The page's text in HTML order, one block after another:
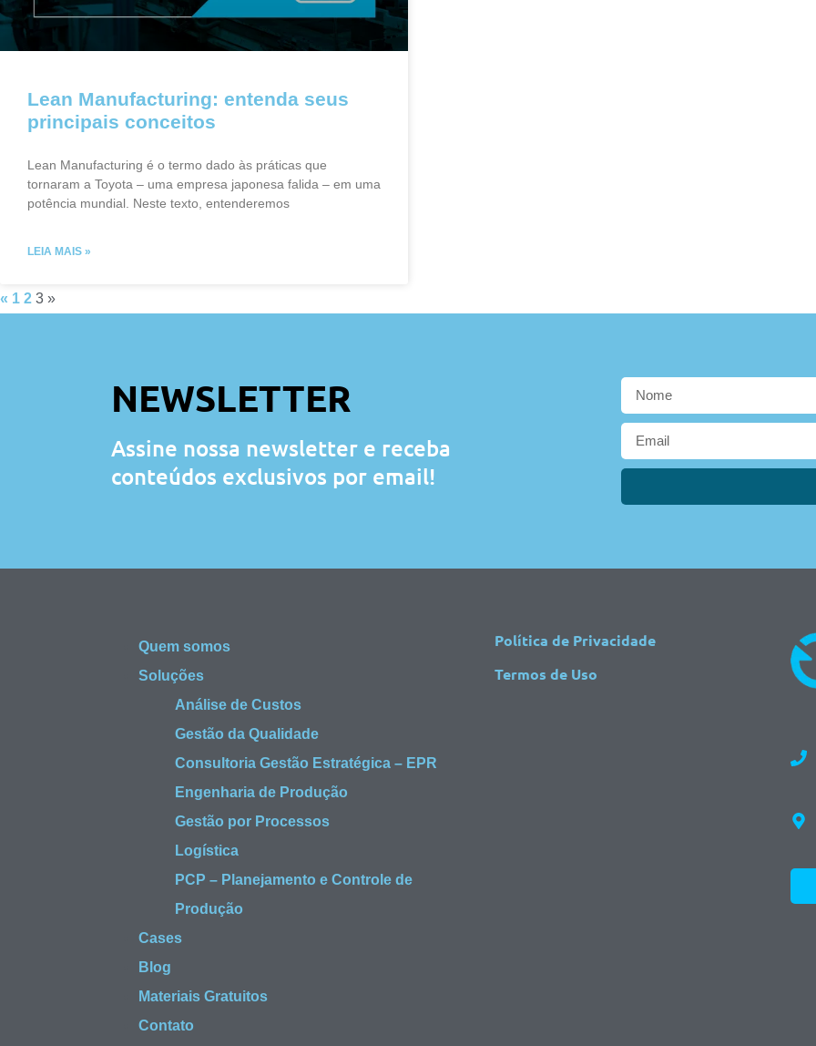
Lean Manufacturing: entenda seus
principais conceitos
Lean Manufacturing é o termo dado às práticas que
tornaram a Toyota – uma empresa japonesa falida – em uma
potência mundial. Neste texto, entenderemos
LEIA MAIS »
« 1 2 3 »
NEWSLETTER
Assine nossa newsletter e receba
conteúdos exclusivos por email!
Quem somos
Soluções
Análise de Custos
Gestão da Qualidade
Consultoria Gestão Estratégica – EPR
Engenharia de Produção
Gestão por Processos
Logística
PCP – Planejamento e Controle de
Produção
Cases
Blog
Materiais Gratuitos
Contato
Política de Privacidade
Termos de Uso